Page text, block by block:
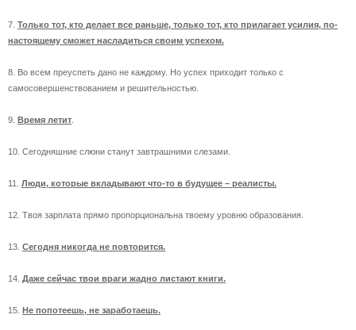
7. Только тот, кто делает все раньше, только тот, кто прилагает усилия, по-
настоящему сможет насладиться своим успехом.
8. Во всем преуспеть дано не каждому. Но успех приходит только с
самосовершенствованием и решительностью.
9. Время летит
10. Сегодняшние слюни станут завтрашними слезами.
11. Люди, которые вкладывают что-то в будущее – реалисты.
12. Твоя зарплата прямо пропорциональна твоему уровню образования.
13. Сегодня никогда не повторится.
14. Даже сейчас твои враги жадно листают книги.
15. Не попотеешь, не заработаешь.